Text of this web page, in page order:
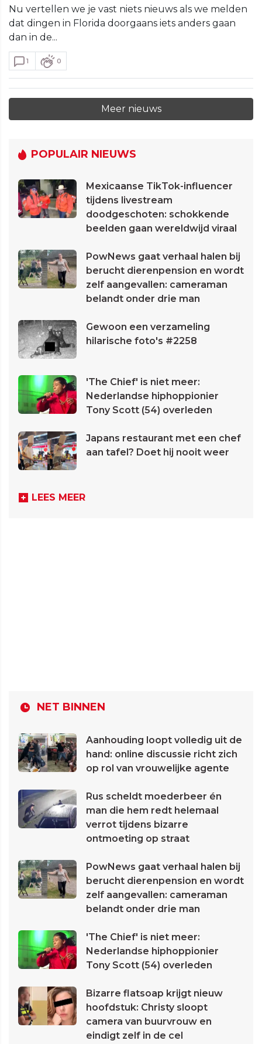
Nu vertellen we je vast niets nieuws als we melden
dat dingen in Florida doorgaans iets anders gaan
dan in de...
1 0
Meer nieuws
POPULAIR NIEUWS
Mexicaanse TikTok-influencer
tijdens livestream
doodgeschoten: schokkende
beelden gaan wereldwijd viraal
PowNews gaat verhaal halen bij
berucht dierenpension en wordt
zelf aangevallen: cameraman
belandt onder drie man
Gewoon een verzameling
hilarische foto's #2258
'The Chief' is niet meer:
Nederlandse hiphoppionier
Tony Scott (54) overleden
Japans restaurant met een chef
aan tafel? Doet hij nooit weer
LEES MEER
NET BINNEN
Aanhouding loopt volledig uit de
hand: online discussie richt zich
op rol van vrouwelijke agente
Rus scheldt moederbeer én
man die hem redt helemaal
verrot tijdens bizarre
ontmoeting op straat
PowNews gaat verhaal halen bij
berucht dierenpension en wordt
zelf aangevallen: cameraman
belandt onder drie man
'The Chief' is niet meer:
Nederlandse hiphoppionier
Tony Scott (54) overleden
Bizarre flatsoap krijgt nieuw
hoofdstuk: Christy sloopt
camera van buurvrouw en
eindigt zelf in de cel